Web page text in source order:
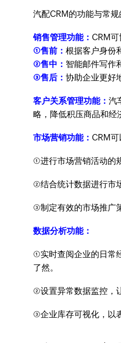
汽配CRM的功能与常
销售管理功能： CRM
①售前：根据客户身份
②售中： 智能邮件写作
③售后：协助企业更好
客户关系管理功能：汽
略，降低积压商品和经
市场营销功能： CRM可
①进行市场营销活动的
②结合统计数据进行市
③制定有效的市场推广
数据分析功能：
①实时查阅企业的日常
了然。
②设置异常数据监控，
③企业库存可视化，以